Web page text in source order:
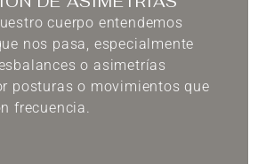
cuerpo entendemos
nos pasa, especialmente
o asimetrías
posturas o movimientos que
frecuencia.